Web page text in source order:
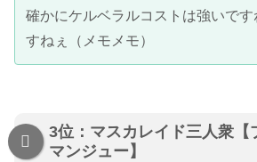
確かにケルベラルコストは強いで
すねぇ（メモメモ）
3位：マスカレイド三人衆【
マンジュー】